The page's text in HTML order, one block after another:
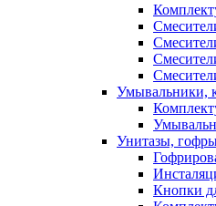
Умывальники,
Унитазы,
Кнопки